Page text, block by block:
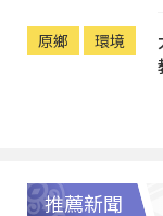
原鄉 環境
推薦新聞